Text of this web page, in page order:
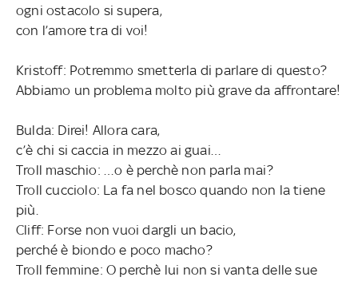
ogni ostacolo si supera,
con l’amore tra di voi!
Kristoff: Potremmo smetterla di parlare di questo?
Abbiamo un problema molto più grave da affrontare!
Bulda: Direi! Allora cara,
c’è chi si caccia in mezzo ai guai…
Troll maschio: …o è perchè non parla mai?
Troll cucciolo: La fa nel bosco quando non la tiene
più.
Cliff: Forse non vuoi dargli un bacio,
perché è biondo e poco macho?
Troll femmine: O perchè lui non si vanta delle sue